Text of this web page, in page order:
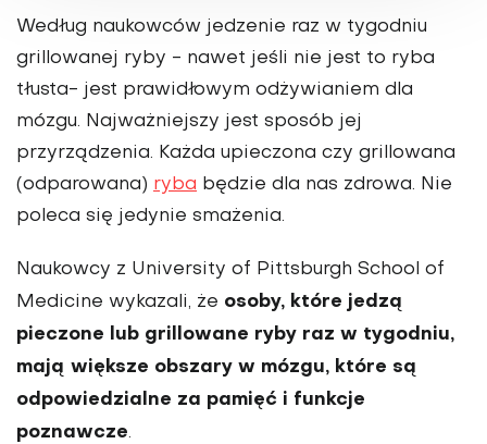
Według naukowców jedzenie raz w tygodniu
grillowanej ryby - nawet jeśli nie jest to ryba
tłusta- jest prawidłowym odżywianiem dla
mózgu. Najważniejszy jest sposób jej
przyrządzenia. Każda upieczona czy grillowana
(odparowana) ryba będzie dla nas zdrowa. Nie
poleca się jedynie smażenia.
Naukowcy z University of Pittsburgh School of
Medicine wykazali, że osoby, które jedzą
pieczone lub grillowane ryby raz w tygodniu,
mają większe obszary w mózgu, które są
odpowiedzialne za pamięć i funkcje
poznawcze.